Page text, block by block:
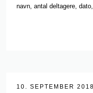
navn, antal deltagere,
10. SEPTEMBER 2018